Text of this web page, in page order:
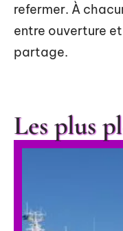
refermer. À
entre ouverture
partage.
Les plus